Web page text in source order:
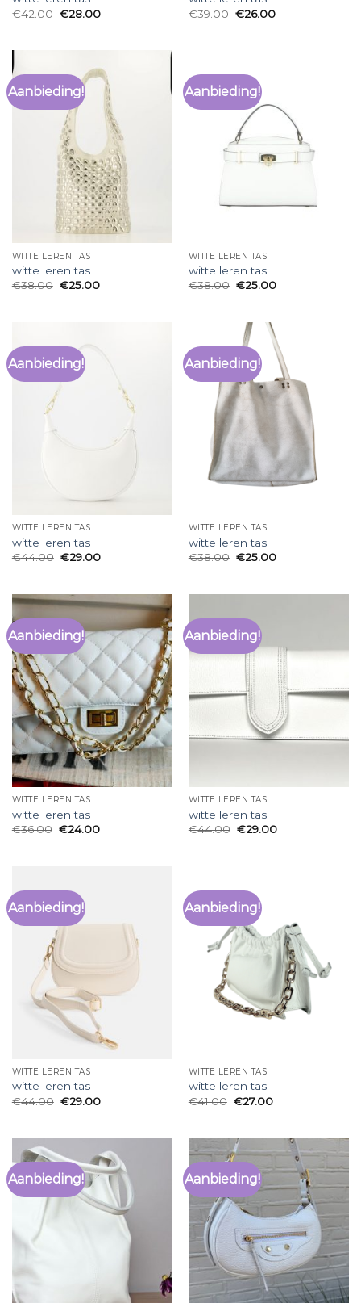
€42.00 €28.00
€39.00 €26.00
Aanbieding!
WITTE LEREN TAS
witte leren tas
€38.00 €25.00
Aanbieding!
WITTE LEREN TAS
witte leren tas
€38.00 €25.00
Aanbieding!
WITTE LEREN TAS
witte leren tas
€44.00 €29.00
Aanbieding!
WITTE LEREN TAS
witte leren tas
€38.00 €25.00
Aanbieding!
WITTE LEREN TAS
witte leren tas
€36.00 €24.00
Aanbieding!
WITTE LEREN TAS
witte leren tas
€44.00 €29.00
Aanbieding!
WITTE LEREN TAS
witte leren tas
€44.00 €29.00
Aanbieding!
WITTE LEREN TAS
witte leren tas
€41.00 €27.00
Aanbieding! Aanbieding!